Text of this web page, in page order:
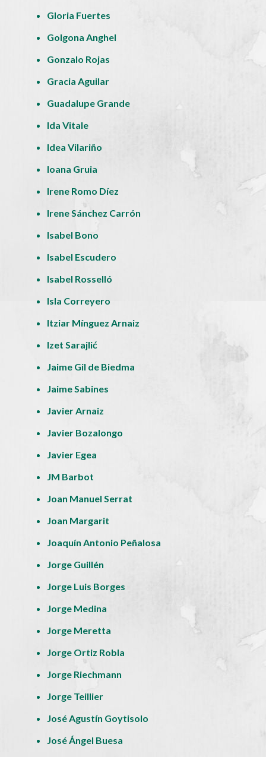
Gloria Fuertes
Golgona Anghel
Gonzalo Rojas
Gracia Aguilar
Guadalupe Grande
Ida Vitale
Idea Vilariño
Ioana Gruia
Irene Romo Díez
Irene Sánchez Carrón
Isabel Bono
Isabel Escudero
Isabel Rosselló
Isla Correyero
Itziar Mínguez Arnaiz
Izet Sarajlić
Jaime Gil de Biedma
Jaime Sabines
Javier Arnaiz
Javier Bozalongo
Javier Egea
JM Barbot
Joan Manuel Serrat
Joan Margarit
Joaquín Antonio Peñalosa
Jorge Guillén
Jorge Luis Borges
Jorge Medina
Jorge Meretta
Jorge Ortiz Robla
Jorge Riechmann
Jorge Teillier
José Agustín Goytisolo
José Ángel Buesa